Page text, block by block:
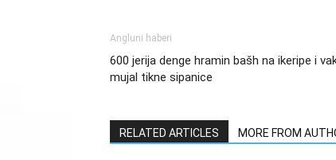
Angluni haberi
600 jerija denge hramin bašh na ikeripe i
mujal tikne sipanice
RELATED ARTICLES MORE FROM